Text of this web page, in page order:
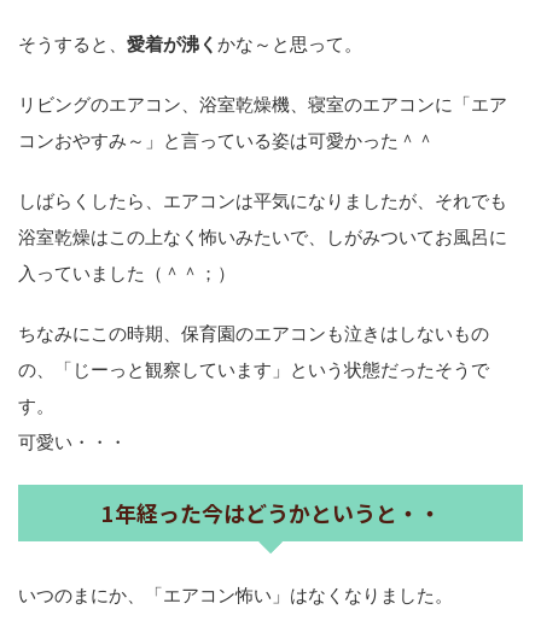
そうすると、 愛着が沸く かな～と思って。
リビングのエアコン、浴室乾燥機、寝室のエアコンに「エア
コンおやすみ～」と言っている姿は可愛かった＾＾
しばらくしたら、エアコンは平気になりましたが、それでも
浴室乾燥はこの上なく怖いみたいで、しがみついてお風呂に
入っていました（＾＾；）
ちなみにこの時期、保育園のエアコンも泣きはしないもの
の、「じーっと観察しています」という状態だったそうで
す。
可愛い・・・
1年経った今はどうかというと・・
いつのまにか、「エアコン怖い」はなくなりました。